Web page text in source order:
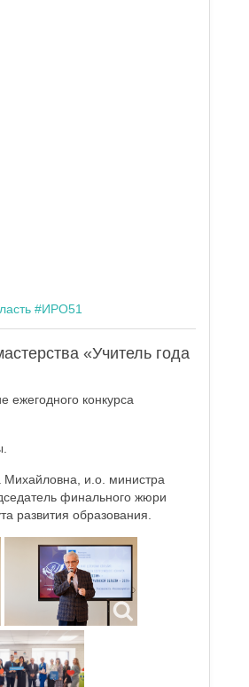
#ИРО51
«Учитель года
ежегодного конкурса
Михайловна, и.о. министра
финального жюри
развития образования.